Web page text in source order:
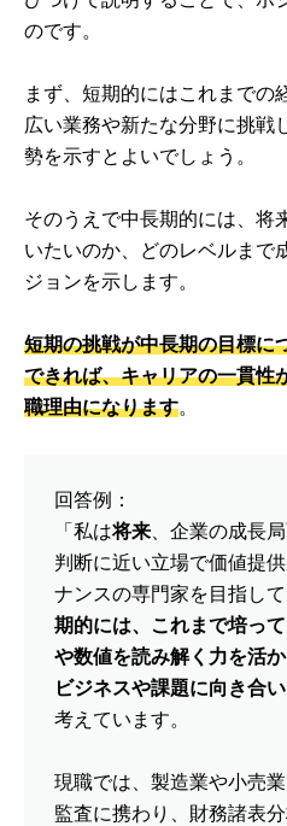
のです。
まず、短期的にはこれまでの
広い業務や新たな分野に挑戦
勢を示すとよいでしょう。
そのうえで中長期的には、将
いたいのか、どのレベルまで
ジョンを示します。
短期の挑戦が中長期の目標に
できれば、キャリアの一貫性
職理由になります。
回答例：
「私は将来 、企業の成長
判断に近い立場で価値提
ナンスの専門家を目指し
期的には、これまで培っ
や数値を読み解く力を活
ビジネスや課題に向き合
考えています。
現職では、製造業や小売
監査に携わり、財務諸表